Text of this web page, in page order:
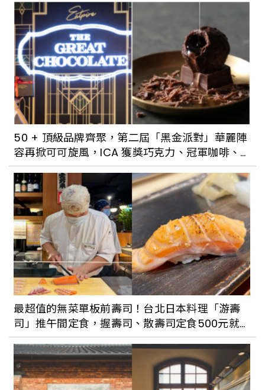
50 + 頂級品牌齊聚，第二屆「黑金派對」華麗陣
容再掀可可旋風，ICA 獲獎巧克力、冠軍咖啡、
亞洲五十大酒吧一次滿足
最超值的無菜單板前壽司！台北日本料理「游壽
司」推午間定食，握壽司、散壽司定食500元就
能品嚐